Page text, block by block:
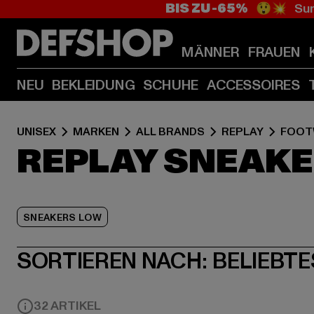
BIS ZU -65% 😲💥
MÄNNER FRAUEN
NEU BEKLEIDUNG SCHUHE ACCESSOIRES
UNISEX MARKEN ALL BRANDS REPLAY
REPLAY
SNEAKERS LOW
SORTIEREN NACH:
32 ARTIKEL